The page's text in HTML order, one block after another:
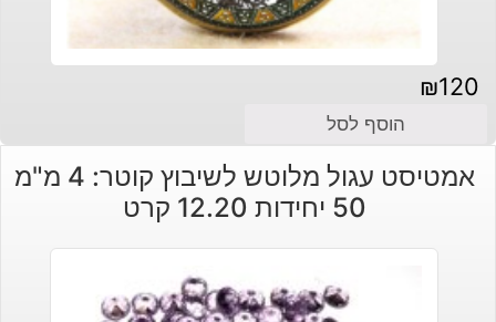
₪120
הוסף לסל
אמטיסט עגול מלוטש לשיבוץ קוטר: 4 מ"מ
50 יחידות 12.20 קרט